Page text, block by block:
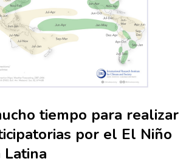
tiempo para realizar
por el El Niño